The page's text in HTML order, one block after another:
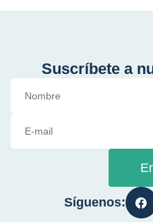
Suscríbete a
Síguenos: